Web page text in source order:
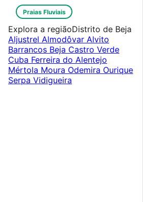
Praias Fluviais
Explora a regiãoDistrito de Beja
Aljustrel Almodôvar Alvito
Barrancos Beja Castro Verde
Cuba Ferreira do Alentejo
Mértola Moura Odemira Ourique
Serpa Vidigueira